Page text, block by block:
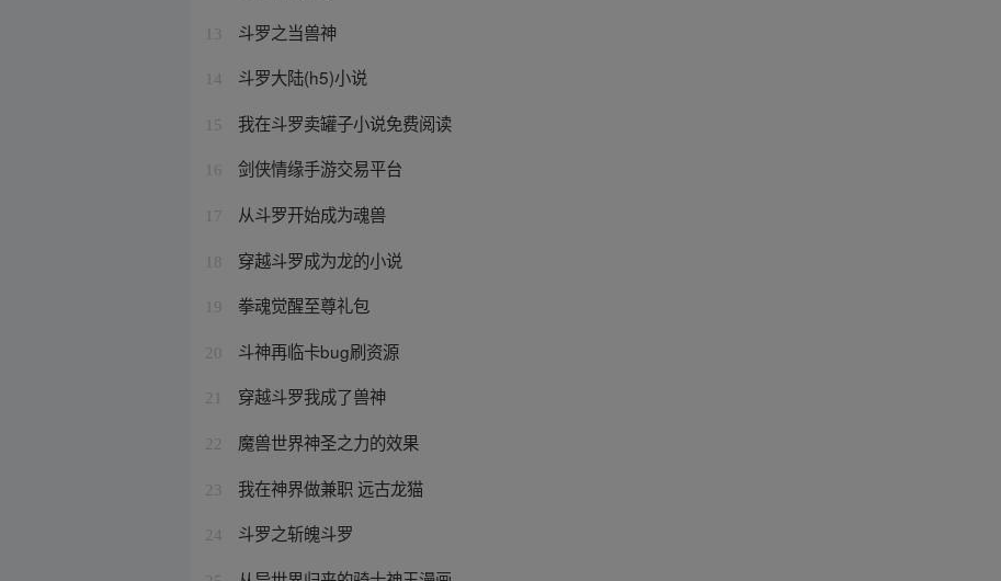
13 斗罗之当兽神
14 斗罗大陆(h5)小说
15 我在斗罗卖罐子小说免费阅读
16 剑侠情缘手游交易平台
17 从斗罗开始成为魂兽
18 穿越斗罗成为龙的小说
19 拳魂觉醒至尊礼包
20 斗神再临卡bug刷资源
21 穿越斗罗我成了兽神
22 魔兽世界神圣之力的效果
23 我在神界做兼职 远古龙猫
24 斗罗之斩魄斗罗